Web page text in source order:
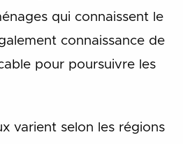
qui connaissent le
connaissance de
pour poursuivre les
varient selon les régions